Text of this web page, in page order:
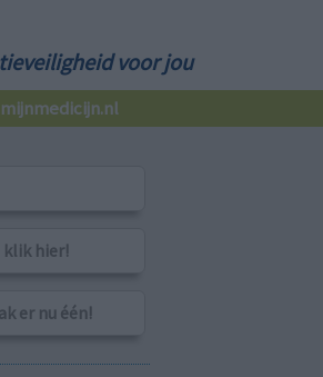
voor jou
klik hier!
er nu één!